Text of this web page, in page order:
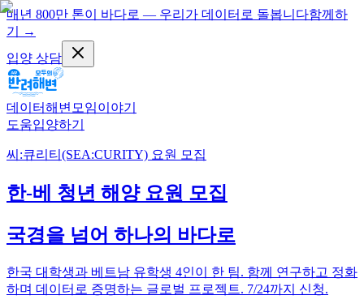
매년 800만 톤이 바다로 — 우리가 데이터로 돌봅니다함께하
기
→
입양 상담
데이터해변 모임이야기
도움입양하기
씨:큐리티(SEA:CURITY) 요원 모집
한-베 청년 해양 요원 모집
국경을 넘어 하나의 바다로
한국 대학생과 베트남 유학생 4인이 한 팀. 함께 연구하고 정화
하며 데이터로 증명하는 글로벌 프로젝트. 7/24까지 신청.